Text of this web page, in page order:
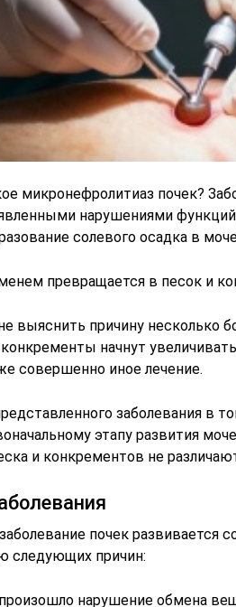
микронефролитиаз почек?
нарушениями
солевого осадка в
превращается в песок и
выяснить причину несколько
начнут
совершенно иное лечение.
заболевания в
этапу развития
и конкрементов не
почек развивается
следующих причин:
нарушение обмена